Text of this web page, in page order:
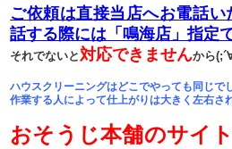
ご依頼は直接当店へお電話
話する際には「鳴海店」指定
それでないと対応できませんから
ハウスクリーニングはどこでやっても同じで
作業する人によって仕上がりは大きく左右
おそうじ本舗のサイ